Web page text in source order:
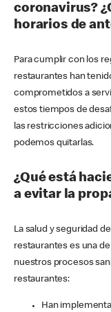
coronavirus?
horarios de
Para cumplir con los
restaurantes han
comprometidos a
estos tiempos de
las restricciones
podemos quitarlas.
¿Qué está
a evitar la
La salud y seguridad
restaurantes es una
nuestros procesos
restaurantes:
Han